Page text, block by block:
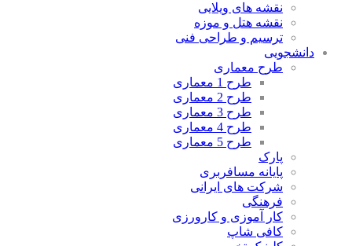
نقشه های ویلایی
نقشه هتل و موزه
ترسیم و طراحی فنی
دانشجویی
طرح معماری
طرح 1 معماری
طرح 2 معماری
طرح 3 معماری
طرح 4 معماری
طرح 5 معماری
پارک
پایانه مسافربری
شرکت های ایرانی
فرهنگی
کار آموزی و کارورزی
کافی شاپ